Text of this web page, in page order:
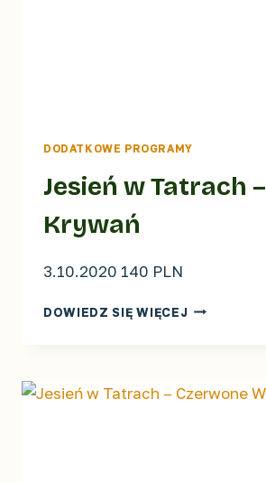
DODATKOWE PROGRAMY
Jesień w Tatrach –
Krywań
3.10.2020 140 PLN
DOWIEDZ SIĘ WIĘCEJJESIEŃ